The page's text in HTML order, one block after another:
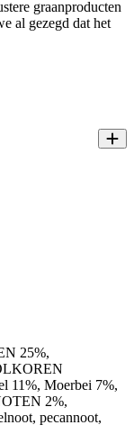
graanproducten
al gezegd dat het
25%,
11%, Moerbei 7%,
2%,
pecannoot,